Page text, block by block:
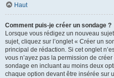
Haut
Comment puis-je créer un sondage ?
Lorsque vous rédigez un nouveau
sujet, cliquez sur l’onglet « Créer un
principal de rédaction. Si cet onglet
vous n’ayez pas la permission de
sondage en incluant au moins deux
chaque option devant être insérée sur